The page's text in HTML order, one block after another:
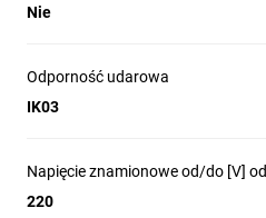
Nie
Odporność udarowa
IK03
Napięcie znamionowe od/do [V] od
220